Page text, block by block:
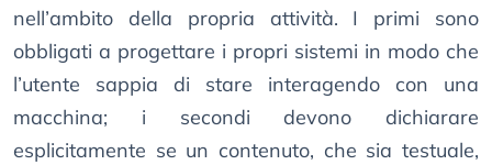
nell’ambito della propria attività. I primi sono
obbligati a progettare i propri sistemi in modo che
l’utente sappia di stare interagendo con una
macchina; i secondi devono dichiarare
esplicitamente se un contenuto, che sia testuale,